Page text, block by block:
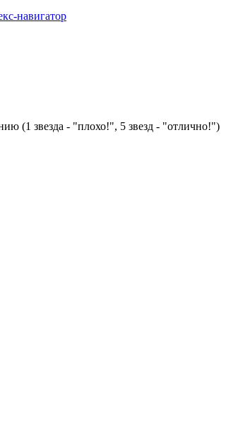
навигатор
(1 звезда - "плохо!", 5 звезд - "отлично!")